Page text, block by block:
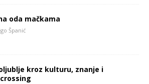
oda mačkama
Španić
kroz kulturu, znanje i